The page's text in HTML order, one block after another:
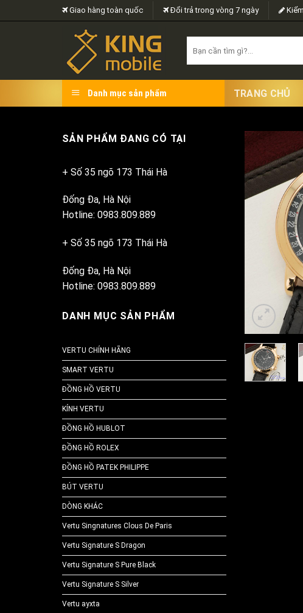
to
Giao hàng toàn quốc Đổi trả trong vòng 7 ngày
for:
Danh mục sản phẩm TRANG CHỦ
SẢN PHẨM ĐANG CÓ TẠI
+ Số 35 ngõ 173 Thái Hà
Đống Đa, Hà Nội
Hotline: 0983.809.889
+ Số 35 ngõ 173 Thái Hà
Đống Đa, Hà Nội
Hotline: 0983.809.889
DANH MỤC SẢN PHẨM
VERTU CHÍNH HÃNG
SMART VERTU
ĐỒNG HỒ VERTU
KÍNH VERTU
ĐỒNG HỒ HUBLOT
ĐỒNG HỒ ROLEX
ĐỒNG HỒ PATEK PHILIPPE
BÚT VERTU
DÒNG KHÁC
Vertu Singnatures Clous De Paris
Vertu Signature S Dragon
Vertu Signature S Pure Black
Vertu Signature S Silver
Vertu ayxta